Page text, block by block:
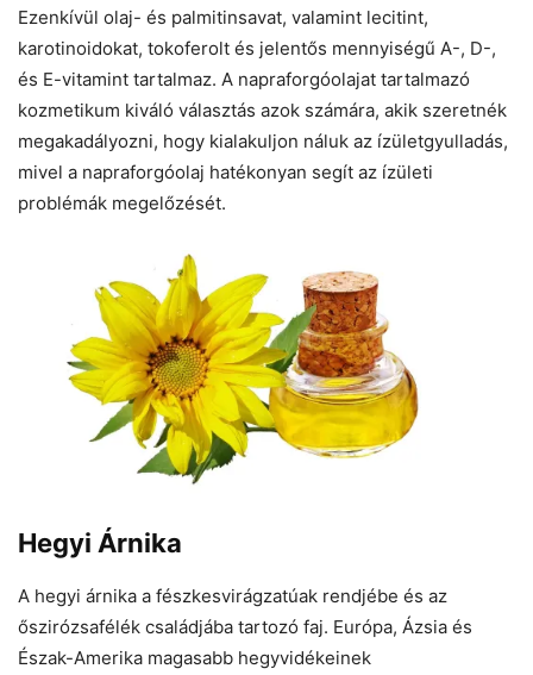
Ezenkívül olaj- és palmitinsavat, valamint lecitint,
karotinoidokat, tokoferolt és jelentős mennyiségű A-, D-,
és E-vitamint tartalmaz. A napraforgóolajat tartalmazó
kozmetikum kiváló választás azok számára, akik szeretnék
megakadályozni, hogy kialakuljon náluk az ízületgyulladás,
mivel a napraforgóolaj hatékonyan segít az ízületi
problémák megelőzését.
Hegyi Árnika
A hegyi árnika a fészkesvirágzatúak rendjébe és az
őszirózsafélék családjába tartozó faj. Európa, Ázsia és
Észak-Amerika magasabb hegyvidékeinek